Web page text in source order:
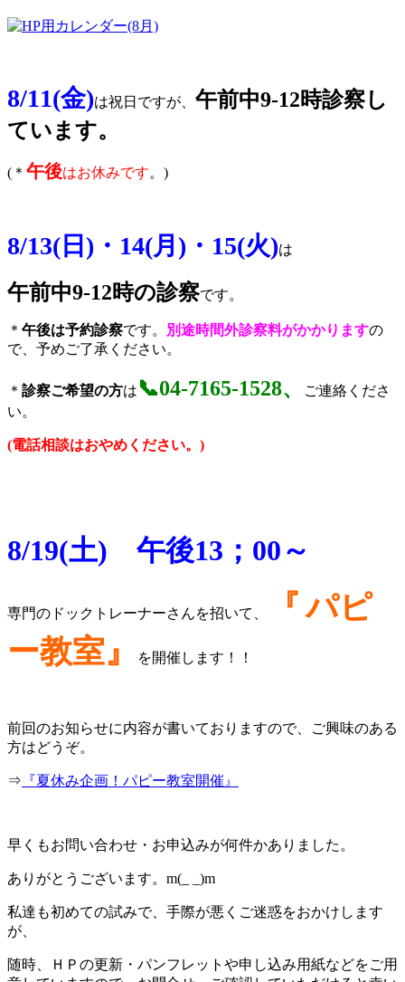
8/11(金)は祝日ですが、 午前中9-12時診察し
ています。
(＊ 午後はお休みです。)
8/13(日)・14(月)・15(火)は
午前中9-12時の診察です。
＊ 午後は予約診察です。 別途時間外診察料がかかりますの
で、予めご了承ください。
＊ 診察ご希望の方は 📞04-7165-1528、
ご連絡くださ
い。
(電話相談はおやめください。)
8/19(土) 午後13；00～
専門のドックトレーナーさんを招いて、 『 パピ
ー教室』
を開催します！！
前回のお知らせに内容が書いておりますので、ご興味のある
方はどうぞ。
⇒ 『夏休み企画！パピー教室開催』
早くもお問い合わせ・お申込みが何件かありました。
ありがとうございます。m(_ _)m
私達も初めての試みで、手際が悪くご迷惑をおかけします
が、
随時、ＨＰの更新・パンフレットや申し込み用紙などをご用